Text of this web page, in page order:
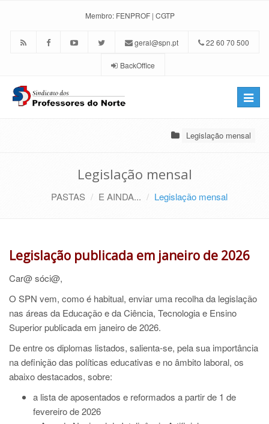
Membro: FENPROF | CGTP
geral@spn.pt 22 60 70 500
BackOffice
Toggle
Legislação mensal
Legislação mensal
PASTAS E AINDA... Legislação mensal
Legislação publicada em janeiro de 2026
Car@ sóci@,
O SPN vem, como é habitual, enviar uma recolha da legislação
nas áreas da Educação e da Ciência, Tecnologia e Ensino
Superior publicada em janeiro de 2026.
De entre os diplomas listados, salienta-se, pela sua importância
na definição das políticas educativas e no âmbito laboral, os
abaixo destacados, sobre:
a lista de aposentados e reformados a partir de 1 de
fevereiro de 2026